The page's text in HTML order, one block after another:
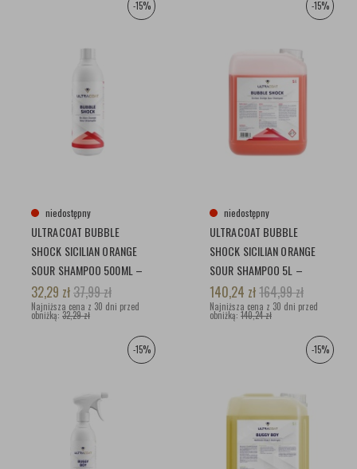
-15%
niedostępny
ULTRACOAT BUBBLE
SHOCK SICILIAN ORANGE
SOUR SHAMPOO 500ML –
KWAŚNY SZAMPON DO
PIELĘGNACJI POWŁOK
32,29 zł37,99zł
Najniższa cena z 30 dni przed
obniżką: 32,29 zł
-15%
niedostępny
ULTRACOAT BUBBLE
SHOCK SICILIAN ORANGE
SOUR SHAMPOO 5L –
KWAŚNY SZAMPON DO
PIELĘGNACJI POWŁOK
140,24 zł164,99zł
Najniższa cena z 30 dni przed
obniżką: 140,24 zł
-15% -15%